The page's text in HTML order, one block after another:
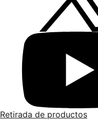
Retirada de productos